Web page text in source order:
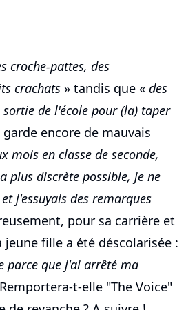
croche-pattes, des
crachats » tandis que « des
de l'école pour (la) taper
encore de mauvais
mois en classe de seconde,
plus discrète possible, je ne
j'essuyais des remarques
pour sa carrière et
jeune fille a été déscolarisée :
parce que j'ai arrêté ma
t-elle "The Voice"